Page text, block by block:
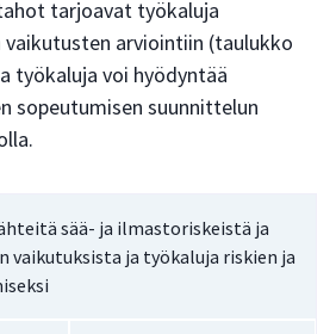
tarjoavat työkaluja
arviointiin (taulukko
työkaluja voi hyödyntää
sopeutumisen suunnittelun
sää- ja ilmastoriskeistä ja
vaikutuksista ja työkaluja riskien ja